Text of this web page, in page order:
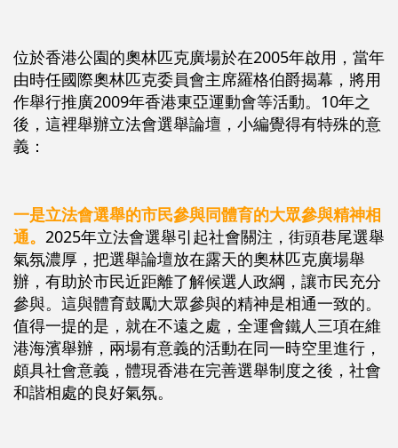
位於香港公園的奧林匹克廣場於在2005年啟用，當年
由時任國際奧林匹克委員會主席羅格伯爵揭幕，將用
作舉行推廣2009年香港東亞運動會等活動。10年之
後，這裡舉辦立法會選舉論壇，小編覺得有特殊的意
義：
一是立法會選舉的市民參與同體育的大眾參與精神相
通。 2025年立法會選舉引起社會關注，街頭巷尾選舉
氣氛濃厚，把選舉論壇放在露天的奧林匹克廣場舉
辦，有助於市民近距離了解候選人政綱，讓市民充分
參與。這與體育鼓勵大眾參與的精神是相通一致的。
值得一提的是，就在不遠之處，全運會鐵人三項在維
港海濱舉辦，兩場有意義的活動在同一時空里進行，
頗具社會意義，體現香港在完善選舉制度之後，社會
和諧相處的良好氣氛。